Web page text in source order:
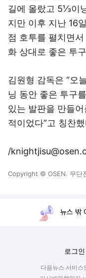
길에 올랐고 5⅓이
지만 이후 지난 16
점 호투를 펼치면
화 상대로 좋은 투
김원형 감독은 “오
닝 동안 좋은 투구
있는 발판을 만들
적이었다”고 칭찬
/
Copyright © OSEN. 무단
뉴스 밖
로그인
다음뉴스 서비스